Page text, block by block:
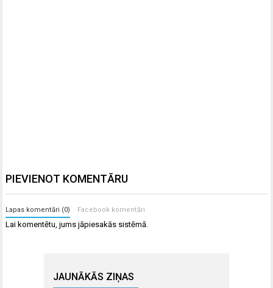
PIEVIENOT KOMENTĀRU
Lapas komentāri (0) Facebook komentāri
Lai komentētu, jumsjāpiesakās sistēmā.
JAUNĀKĀS ZIŅAS